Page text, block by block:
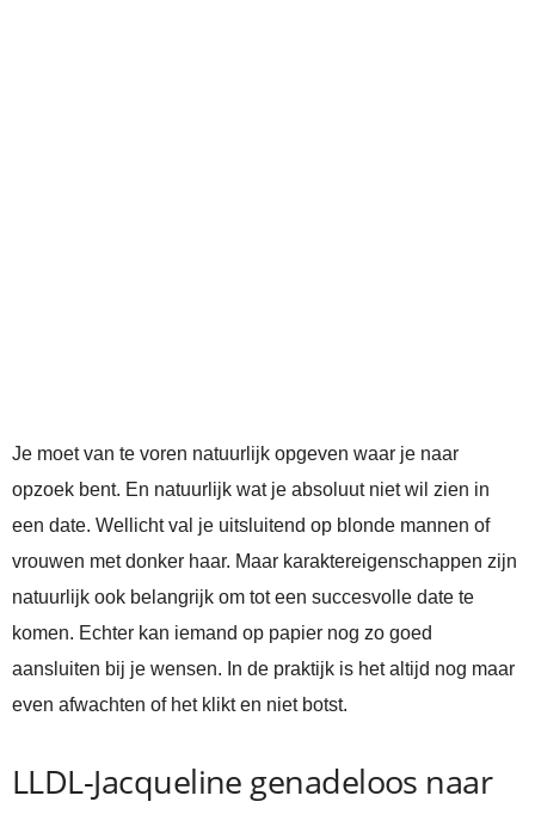
Je moet van te voren natuurlijk opgeven waar je naar
opzoek bent. En natuurlijk wat je absoluut niet wil zien in
een date. Wellicht val je uitsluitend op blonde mannen of
vrouwen met donker haar. Maar karaktereigenschappen zijn
natuurlijk ook belangrijk om tot een succesvolle date te
komen. Echter kan iemand op papier nog zo goed
aansluiten bij je wensen. In de praktijk is het altijd nog maar
even afwachten of het klikt en niet botst.
LLDL-Jacqueline genadeloos naar